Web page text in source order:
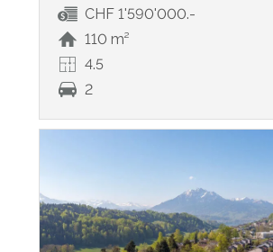
CHF 1'590'000.-
110 m²
4.5
2